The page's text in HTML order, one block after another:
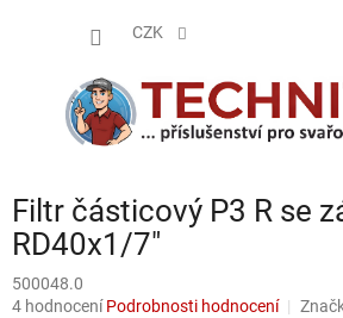
CZK
Filtr částicový P3 R se
RD40x1/7"
500048.0
Průměrné
4 hodnocení Podrobnosti hodnocení